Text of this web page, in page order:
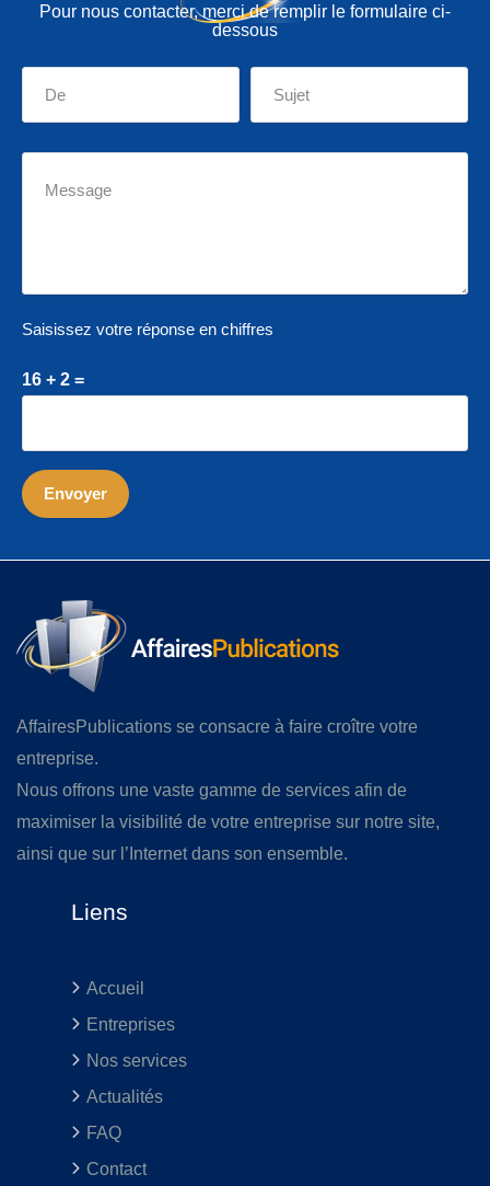
Pour nous contacter, merci de remplir le formulaire ci-
dessous
Saisissez votre réponse en chiffres
16 + 2 =
AffairesPublications se consacre à faire croître votre
entreprise.
Nous offrons une vaste gamme de services afin de
maximiser la visibilité de votre entreprise sur notre site,
ainsi que sur l’Internet dans son ensemble.
Liens
Accueil
Entreprises
Nos services
Actualités
FAQ
Contact